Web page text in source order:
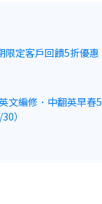
限定客戶回饋5折優惠
文編修．中翻英早春5
）